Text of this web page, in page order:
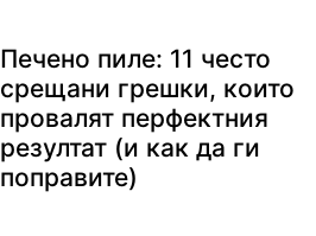
Печено пиле: 11 често
срещани грешки, които
провалят перфектния
резултат (и как да ги
поправите)